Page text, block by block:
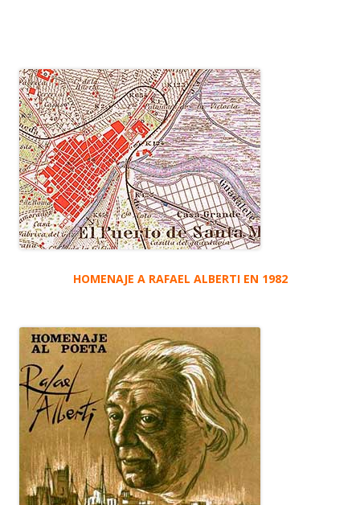
HOMENAJE A RAFAEL ALBERTI EN 1982